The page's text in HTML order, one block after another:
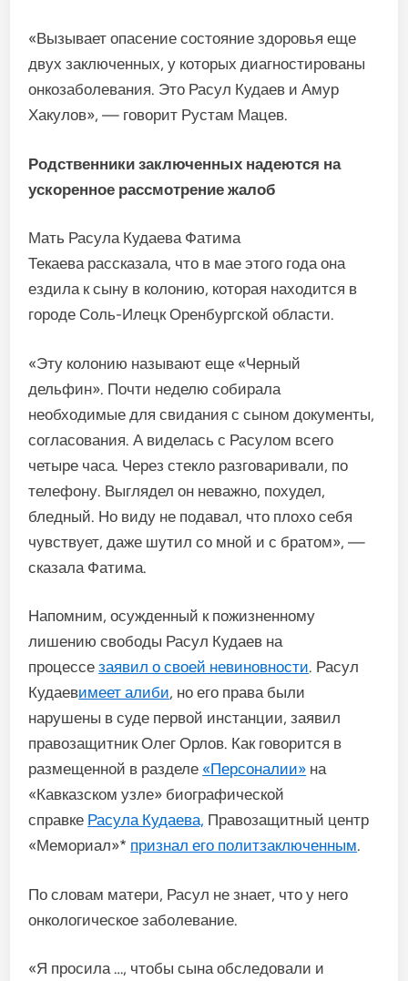
«Вызывает опасение состояние здоровья еще
двух заключенных, у которых диагностированы
онкозаболевания. Это Расул Кудаев и Амур
Хакулов», — говорит Рустам Мацев.
Родственники заключенных надеются на
ускоренное рассмотрение жалоб
Мать Расула Кудаева Фатима
Текаева рассказала, что в мае этого года она
ездила к сыну в колонию, которая находится в
городе Соль-Илецк Оренбургской области.
«Эту колонию называют еще «Черный
дельфин». Почти неделю собирала
необходимые для свидания с сыном документы,
согласования. А виделась с Расулом всего
четыре часа. Через стекло разговаривали, по
телефону. Выглядел он неважно, похудел,
бледный. Но виду не подавал, что плохо себя
чувствует, даже шутил со мной и с братом», —
сказала Фатима.
Напомним, осужденный к пожизненному
лишению свободы Расул Кудаев на
процессезаявил о своей невиновности. Расул
Кудаевимеет алиби, но его права были
нарушены в суде первой инстанции, заявил
правозащитник Олег Орлов. Как говорится в
размещенной в разделе «Персоналии» на
«Кавказском узле» биографической
справке Расула Кудаева, Правозащитный центр
«Мемориал»* признал его политзаключенным.
По словам матери, Расул не знает, что у него
онкологическое заболевание.
«Я просила …, чтобы сына обследовали и